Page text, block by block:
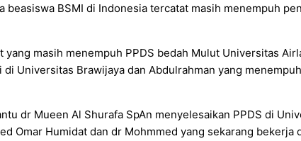
beasiswa BSMI di Indonesia tercatat masih menempuh
yang masih menempuh PPDS bedah Mulut Universitas
Universitas Brawijaya dan Abdulrahman yang
dr Mueen Al Shurafa SpAn menyelesaikan PPDS di
Omar Humidat dan dr Mohmmed yang sekarang bekerja